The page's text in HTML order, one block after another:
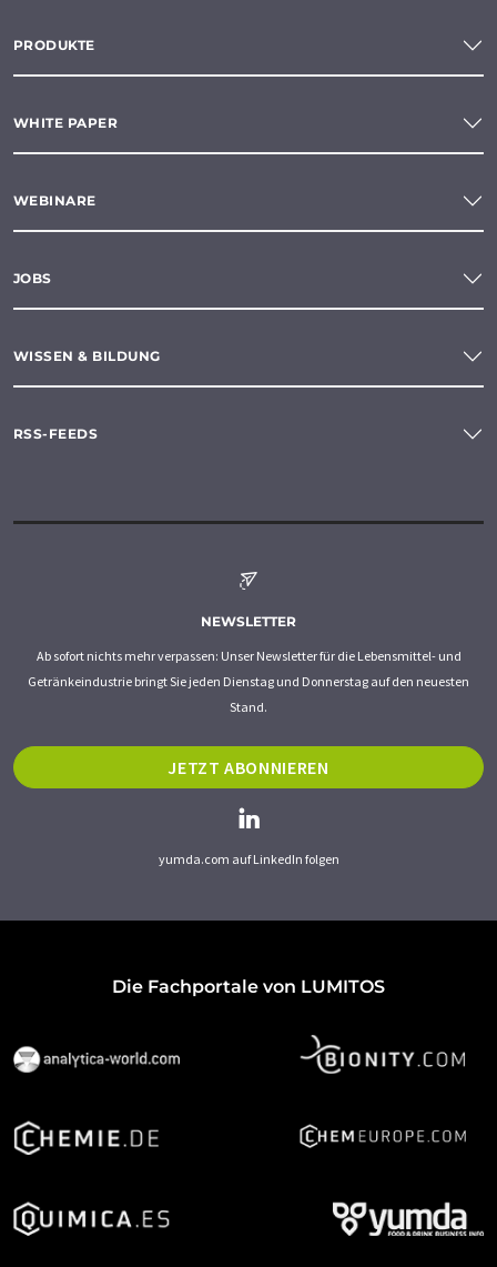
PRODUKTE
WHITE PAPER
WEBINARE
JOBS
WISSEN & BILDUNG
RSS-FEEDS
NEWSLETTER
Ab sofort nichts mehr verpassen: Unser Newsletter für die Lebensmittel- und
Getränkeindustrie bringt Sie jeden Dienstag und Donnerstag auf den neuesten
Stand.
JETZT ABONNIEREN
yumda.com auf LinkedIn folgen
Die Fachportale von LUMITOS